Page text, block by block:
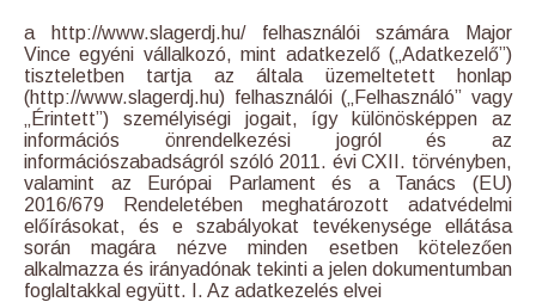
a http://www.slagerdj.hu/ felhasználói számára Major
Vince egyéni vállalkozó, mint adatkezelő („Adatkezelő”)
tiszteletben tartja az általa üzemeltetett honlap
(http://www.slagerdj.hu) felhasználói („Felhasználó” vagy
„Érintett”) személyiségi jogait, így különösképpen az
információs önrendelkezési jogról és az
információszabadságról szóló 2011. évi CXII. törvényben,
valamint az Európai Parlament és a Tanács (EU)
2016/679 Rendeletében meghatározott adatvédelmi
előírásokat, és e szabályokat tevékenysége ellátása
során magára nézve minden esetben kötelezően
alkalmazza és irányadónak tekinti a jelen dokumentumban
foglaltakkal együtt. I. Az adatkezelés elvei